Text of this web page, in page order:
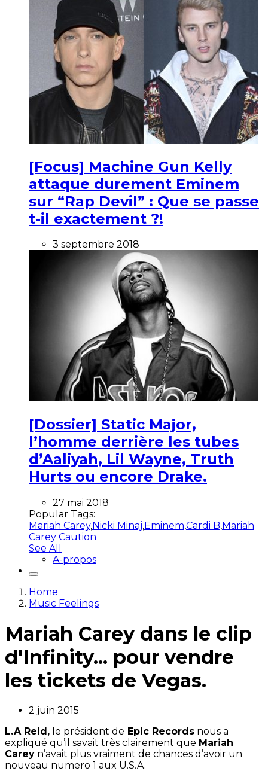
[Focus] Machine Gun Kelly
attaque durement Eminem
sur “Rap Devil” : Que se passe
t-il exactement ?!
3 septembre 2018
[Dossier] Static Major,
l’homme derrière les tubes
d’Aaliyah, Lil Wayne, Truth
Hurts ou encore Drake.
27 mai 2018
Popular Tags:
Mariah Carey,Nicki Minaj,Eminem,Cardi B,Mariah
Carey Caution
See All
A-propos
Home
Music Feelings
Mariah Carey dans le clip
d'Infinity... pour vendre
les tickets de Vegas.
2 juin 2015
L.A Reid, le président de Epic Records nous a
expliqué qu’il savait très clairement que Mariah
Carey n’avait plus vraiment de chances d’avoir un
nouveau numero 1 aux U.S.A.